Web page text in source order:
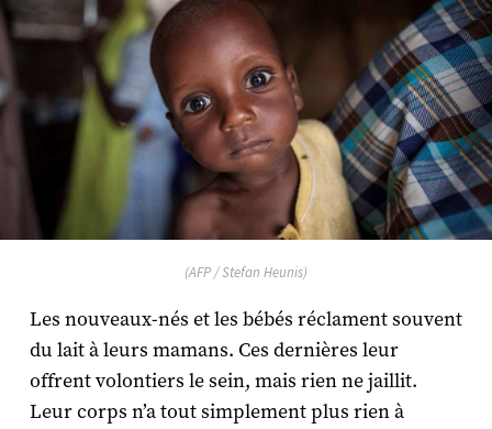
(AFP / Stefan Heunis)
Les nouveaux-nés et les bébés réclament souvent
du lait à leurs mamans. Ces dernières leur
offrent volontiers le sein, mais rien ne jaillit.
Leur corps n’a tout simplement plus rien à